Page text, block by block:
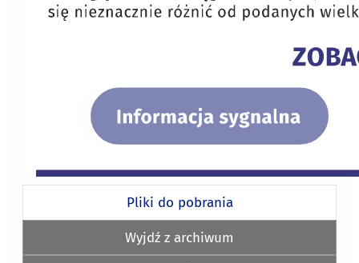
Pliki do pobrania
Wyjdź z archiwum